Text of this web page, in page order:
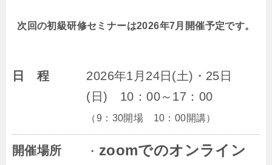
次回の初級研修セミナーは2026年7月開催予定です。
日 程 2026年1 月24日(土)・25日
(日) 10：00～17：00
（9：30開場 10：00開講）
開催場所 ・ zoomでのオンライン